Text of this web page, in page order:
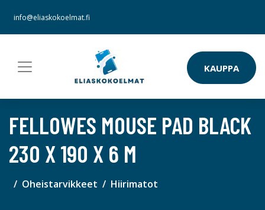
info@eliaskokoelmat.fi
KAUPPA
FELLOWES MOUSE PAD BLACK
230 X 190 X 6 M
Oheistarvikkeet Hiirimatot